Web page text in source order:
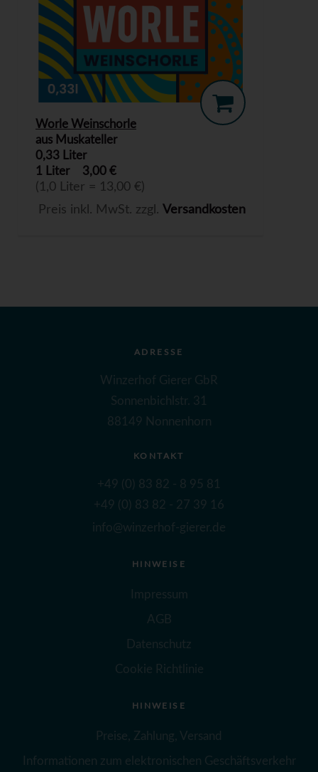
Worle Weinschorle
aus Muskateller
0,33 Liter
1 Liter
3,00 €
(1,0 Liter = 13,00 €)
Preis inkl. MwSt. zzgl. Versandkosten
ADRESSE
Winzerhof Gierer GbR
Sonnenbichlstr. 31
88149 Nonnenhorn
KONTAKT
+49 (0) 83 82 - 8 95 81
+49 (0) 83 82 - 27 39 16
info@winzerhof-gierer.de
HINWEISE
Impressum
AGB
Datenschutz
Cookie Richtlinie
HINWEISE
Preise, Zahlung, Versand
Informationen zum elektronischen Geschäftsverkehr